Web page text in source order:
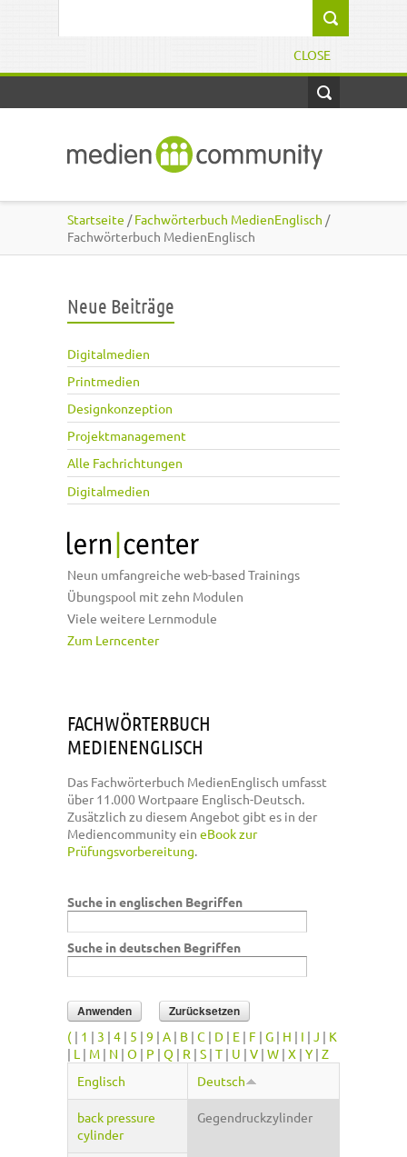
CLOSE
Startseite /Fachwörterbuch MedienEnglisch /
Fachwörterbuch MedienEnglisch
Neue Beiträge
Digitalmedien
Printmedien
Designkonzeption
Projektmanagement
Alle Fachrichtungen
Digitalmedien
Neun umfangreiche web-based Trainings
Übungspool mit zehn Modulen
Viele weitere Lernmodule
Zum Lerncenter
FACHWÖRTERBUCH
MEDIENENGLISCH
Das Fachwörterbuch MedienEnglisch umfasst
über 11.000 Wortpaare Englisch-Deutsch.
Zusätzlich zu diesem Angebot gibt es in der
Mediencommunity ein eBook zur
Prüfungsvorbereitung.
Suche in englischen Begriffen
Suche in deutschen Begriffen
( | 1 | 3 | 4 | 5 | 9 | A | B | C | D | E | F | G | H | I | J | K
| L | M | N | O | P | Q | R | S | T | U | V | W | X | Y | Z
Englisch
Deutsch
back pressure
cylinder
Gegendruckzylinder